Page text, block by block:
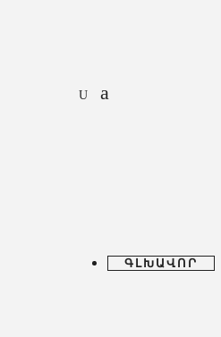
ԳԼԽԱՎՈՐ